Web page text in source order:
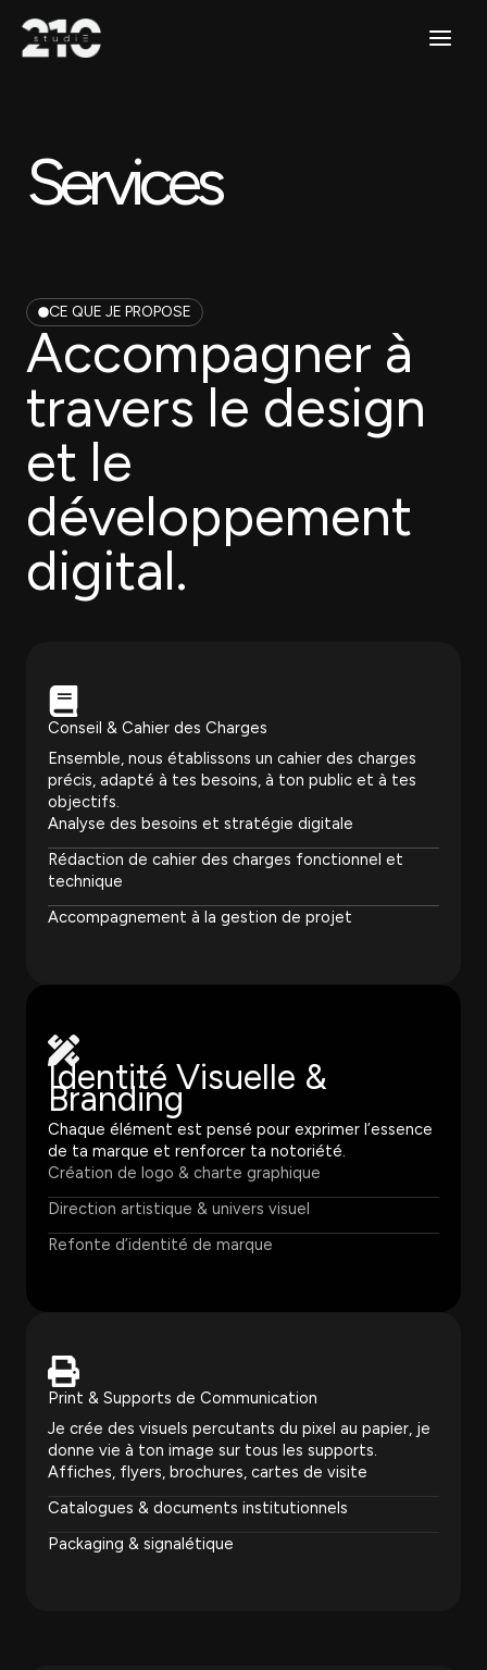
contenu
Services​
CE QUE JE PROPOSE
Accompagner à
travers le design
et le
développement
digital.
Conseil & Cahier des Charges
Ensemble, nous établissons un cahier des charges
précis, adapté à tes besoins, à ton public et à tes
objectifs.
Analyse des besoins et stratégie digitale
Rédaction de cahier des charges fonctionnel et
technique
Accompagnement à la gestion de projet
Identité Visuelle &
Branding
Chaque élément est pensé pour exprimer l’essence
de ta marque et renforcer ta notoriété.
Création de logo & charte graphique
Direction artistique & univers visuel
Refonte d’identité de marque
Print & Supports de Communication
Je crée des visuels percutants du pixel au papier, je
donne vie à ton image sur tous les supports.
Affiches, flyers, brochures, cartes de visite
Catalogues & documents institutionnels
Packaging & signalétique